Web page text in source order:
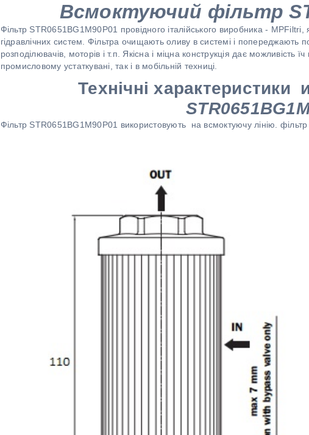
Всмоктуючий фільтр
Фільтр STR0651BG1M90P01 провідного італійського виробника - MPFiltri,
гідравлічних систем. Фільтра очищають оливу в системі і попереджають
розподілювачів, моторів і т.п. Якісна і міцна конструкція дає можливість
промисловому устаткувані, так і в мобільній техниці.
Технічні характеристики
Фільтр STR0651BG1M90P01 використовують на всмоктуючу лінію.